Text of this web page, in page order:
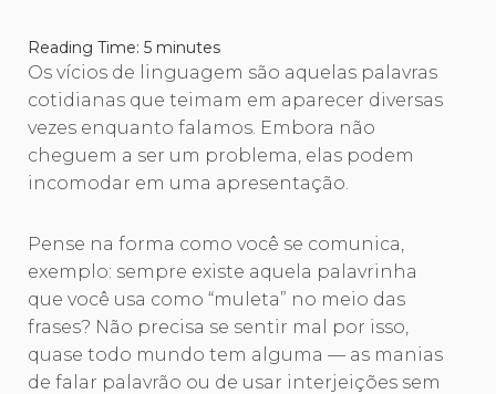
Reading Time: 5 minutes
Os vícios de linguagem são aquelas palavras
cotidianas que teimam em aparecer diversas
vezes enquanto falamos. Embora não
cheguem a ser um problema, elas podem
incomodar em uma apresentação.
Pense na forma como você se comunica,
exemplo: sempre existe aquela palavrinha
que você usa como “muleta” no meio das
frases? Não precisa se sentir mal por isso,
quase todo mundo tem alguma — as manias
de falar palavrão ou de usar interjeições sem